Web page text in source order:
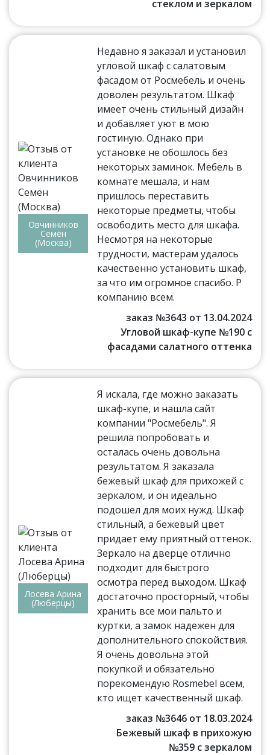
стеклом и зеркалом
Овчинников
Семён
(Москва)
Недавно я заказал и установил
угловой шкаф с салатовым
фасадом от Росмебель и очень
доволен результатом. Шкаф
имеет очень стильный дизайн
и добавляет уют в мою
гостиную. Однако при
установке не обошлось без
некоторых заминок. Мебель в
комнате мешала, и нам
пришлось переставить
некоторые предметы, чтобы
освободить место для шкафа.
Несмотря на некоторые
трудности, мастерам удалось
качественно установить шкаф,
за что им огромное спасибо. Р
компанию всем.
заказ №3643 от 13.04.2024
Угловой шкаф-купе №190 с
фасадами салатного оттенка
Лосева Арина
(Люберцы)
Я искала, где можно заказать
шкаф-купе, и нашла сайт
компании "Росмебель". Я
решила попробовать и
осталась очень довольна
результатом. Я заказала
бежевый шкаф для прихожей с
зеркалом, и он идеально
подошел для моих нужд. Шкаф
стильный, а бежевый цвет
придает ему приятный оттенок.
Зеркало на дверце отлично
подходит для быстрого
осмотра перед выходом. Шкаф
достаточно просторный, чтобы
хранить все мои пальто и
куртки, а замок надежен для
дополнительного спокойствия.
Я очень довольна этой
покупкой и обязательно
порекомендую Rosmebel всем,
кто ищет качественный шкаф.
заказ №3646 от 18.03.2024
Бежевый шкаф в прихожую
№359 с зеркалом